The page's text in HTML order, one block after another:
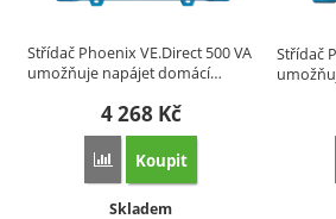
Střídač Phoenix VE.Direct 500 VA
umožňuje napájet domácí…
4 268 Kč
Přidat 'Měnič SINUS Phoenix
Koupit
Dostupnost:
Skladem
Střídač